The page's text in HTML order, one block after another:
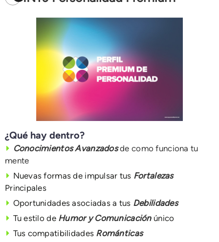
¿Qué hay dentro?
Conocimientos Avanzadosde como funciona tu
mente
Nuevas formas de impulsar tus Fortalezas
Principales
Oportunidades asociadas a tus Debilidades
Tu estilo de Humor y Comunicaciónúnico
Tus compatibilidades Románticas